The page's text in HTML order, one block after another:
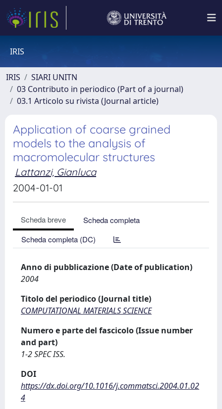
IRIS
IRIS
SIARI UNITN
03 Contributo in periodico (Part of a journal)
03.1 Articolo su rivista (Journal article)
Application of coarse grained
models to the analysis of
macromolecular structures
Lattanzi, Gianluca
2004-01-01
Scheda breve
Scheda completa
Scheda completa (DC)
Anno di pubblicazione (Date of publication)
2004
Titolo del periodico (Journal title)
COMPUTATIONAL MATERIALS SCIENCE
Numero e parte del fascicolo (Issue number
and part)
1-2 SPEC ISS.
DOI
https://dx.doi.org/10.1016/j.commatsci.2004.01.02
4